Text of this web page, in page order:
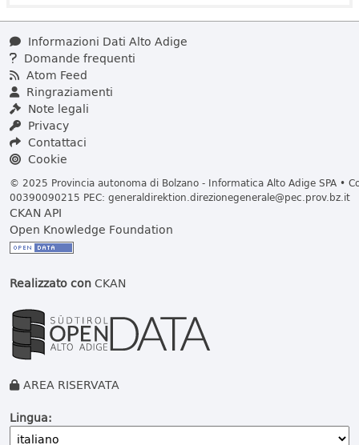
Informazioni Dati Alto Adige
Domande frequenti
Atom Feed
Ringraziamenti
Note legali
Privacy
Contattaci
Cookie
© 2025 Provincia autonoma di Bolzano - Informatica Alto Adige SPA •
00390090215 PEC: generaldirektion.direzionegenerale@pec.prov.bz.it
CKAN API
Open Knowledge Foundation
Realizzato conCKAN
AREA RISERVATA
Lingua